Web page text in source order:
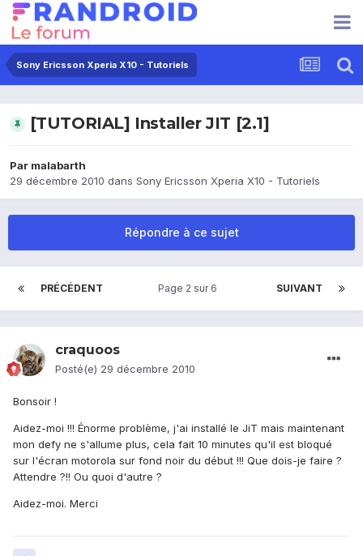
Sony Ericsson Xperia X10 - Tutoriels
[TUTORIAL] Installer JIT [2.1]
Par malabarth
29 décembre 2010 dans Sony Ericsson Xperia X10 - Tutoriels
Répondre à ce sujet
PRÉCÉDENT SUIVANT
Page 2 sur 6
craquoos
Posté(e) 29 décembre 2010
Bonsoir !
Aidez-moi !!! Énorme problème, j'ai installé le JiT mais maintenant
mon defy ne s'allume plus, cela fait 10 minutes qu'il est bloqué
sur l'écran motorola sur fond noir du début !!! Que dois-je faire ?
Attendre ?!! Ou quoi d'autre ?
Aidez-moi. Merci